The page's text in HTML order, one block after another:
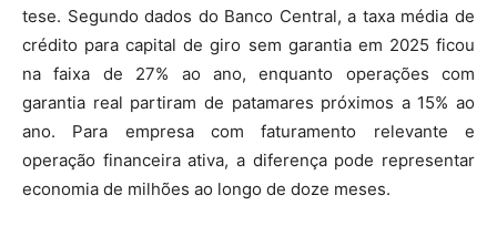
tese. Segundo dados do Banco Central, a taxa média de
crédito para capital de giro sem garantia em 2025 ficou
na faixa de 27% ao ano, enquanto operações com
garantia real partiram de patamares próximos a 15% ao
ano. Para empresa com faturamento relevante e
operação financeira ativa, a diferença pode representar
economia de milhões ao longo de doze meses.